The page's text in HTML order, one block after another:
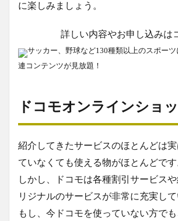
に楽しみましょう。
詳しい内容やお申し込みは
サッカー、野球など130種類以上のスポー
連コンテンツが見放題！
ドコモオンラインショ
紹介してきたサービスのほとんどは
ていなくても使える物がほとんどです
しかし、ドコモは各種割引サービス
リジナルのサービスが非常に充実して
もし、今ドコモを使っていない方で